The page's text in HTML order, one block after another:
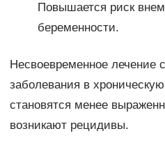
Повышается риск
беременности.
Несвоевременное лечение
заболевания в
становятся менее
возникают рецидивы.